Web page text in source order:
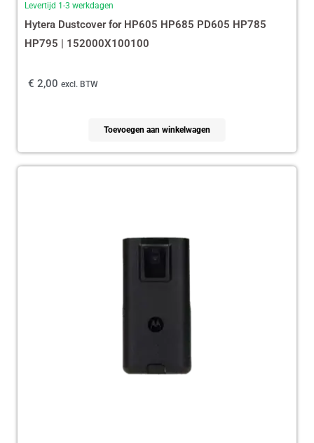
Levertijd 1-3 werkdagen
Hytera Dustcover for HP605 HP685 PD605 HP785
HP795 | 152000X100100
€ 2,00 excl. BTW
Toevoegen aan winkelwagen